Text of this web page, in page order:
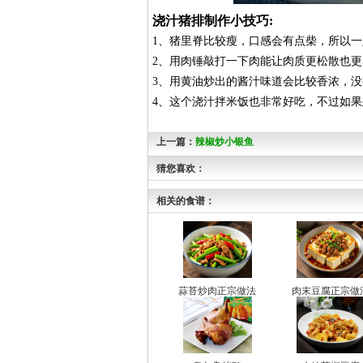
浇汁猪排制作小技巧:
1、猪里脊比较瘦，口感会有点柴，所以
2、用肉锤敲打一下肉能让肉质更松散也
3、用黄油炒出的酱汁味道会比较香浓，
4、这个浇汁拌米饭也非常好吃，不过如
上一篇： 辣椒炒小银鱼
猜您喜欢：
相关的食谱：
蒜苔炒肉正宗做法 肉末豆腐正宗做